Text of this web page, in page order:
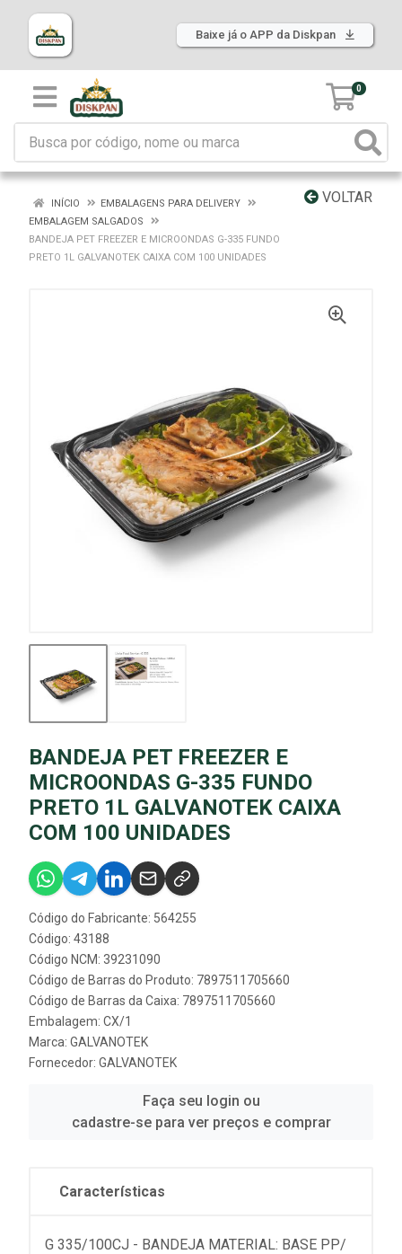
Baixe já o APP da Diskpan
0
VOLTAR
INÍCIO
EMBALAGENS PARA DELIVERY
EMBALAGEM SALGADOS
BANDEJA PET FREEZER E MICROONDAS G-335 FUNDO
PRETO 1L GALVANOTEK CAIXA COM 100 UNIDADES
BANDEJA PET FREEZER E
MICROONDAS G-335 FUNDO
PRETO 1L GALVANOTEK CAIXA
COM 100 UNIDADES
Código do Fabricante: 564255
Código: 43188
Código NCM: 39231090
Código de Barras do Produto: 7897511705660
Código de Barras da Caixa: 7897511705660
Embalagem: CX/1
Marca: GALVANOTEK
Fornecedor: GALVANOTEK
Faça seu login ou
cadastre-se para ver preços e comprar
Características
G 335/100CJ - BANDEJA MATERIAL: BASE PP/